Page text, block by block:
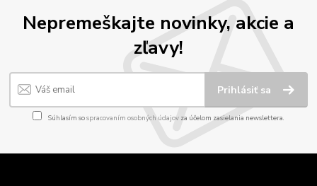
Nepremeškajte novinky, akcie a
zľavy!
Prihlásiť sa
Súhlasím sospracovaním osobných údajov za účelom zasielania newslettera.